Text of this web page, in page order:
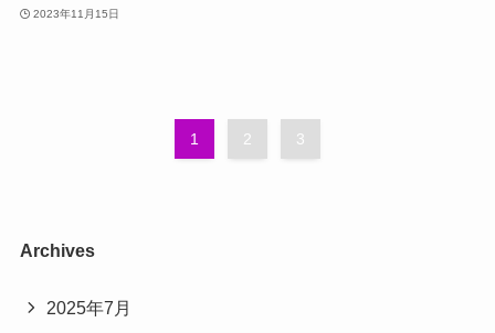
2023年11月15日
1 2 3
Archives
2025年7月